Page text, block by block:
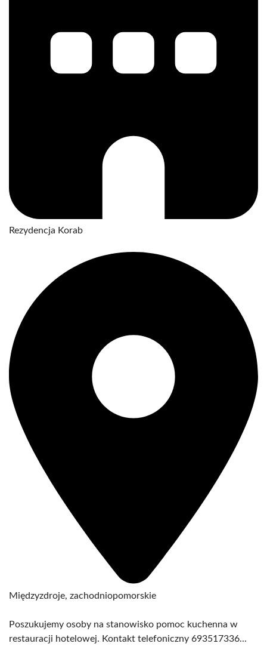
Rezydencja Korab
Międzyzdroje, zachodniopomorskie
Poszukujemy osoby na stanowisko pomoc kuchenna w
restauracji hotelowej. Kontakt telefoniczny 693517336...